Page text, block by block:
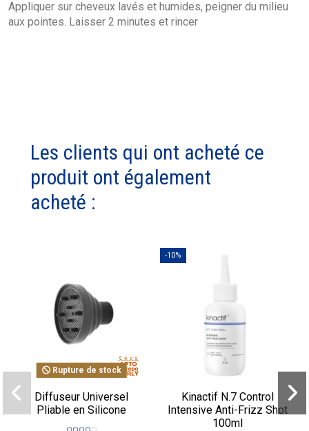
Appliquer sur cheveux lavés et humides, peigner du milieu
aux pointes. Laisser 2 minutes et rincer
Les clients qui ont acheté ce
produit ont également
acheté :
Rupture de stock
Diffuseur Universel
Pliable en Silicone
-10%
Kinactif N.7 Control
Intensive Anti-Frizz Shot
100ml